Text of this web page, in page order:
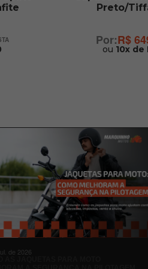
Preto/
R$
ou 10x de
de 2026